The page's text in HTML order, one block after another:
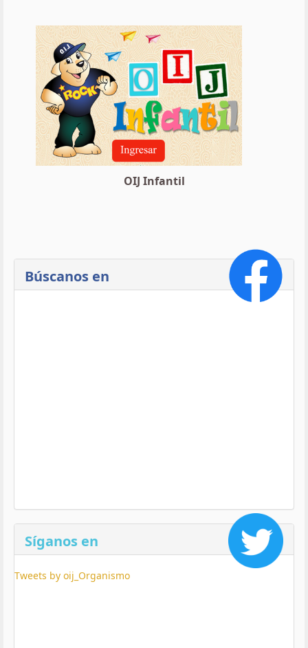
OIJ Infantil
Búscanos en
Síganos en
Tweets by oij_Organismo